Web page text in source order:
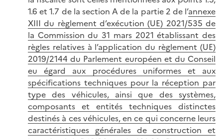
1.6 et 1.7 de la section A de la partie 2 de l’annexe
XIII du règlement d’exécution (UE) 2021/535 de
la Commission du 31 mars 2021 établissant des
règles relatives à l’application du règlement (UE)
2019/2144 du Parlement européen et du Conseil
eu égard aux procédures uniformes et aux
spécifications techniques pour la réception par
type des véhicules, ainsi que des systèmes,
composants et entités techniques distinctes
destinés à ces véhicules, en ce qui concerne leurs
caractéristiques générales de construction et